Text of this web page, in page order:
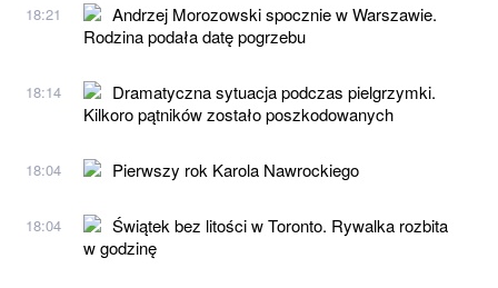
18:21
Andrzej Morozowski spocznie w Warszawie.
Rodzina podała datę pogrzebu
18:14
Dramatyczna sytuacja podczas pielgrzymki.
Kilkoro pątników zostało poszkodowanych
18:04 Pierwszy rok Karola Nawrockiego
18:04
Świątek bez litości w Toronto. Rywalka rozbita
w godzinę